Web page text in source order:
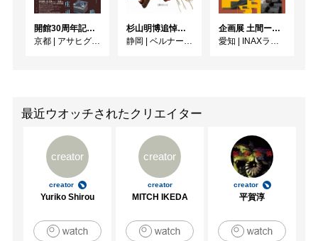
開館30周年記念 山本爲三郎・河井寬次郎没後60年記念 「共鳴 河井寬次郎 × 濱田庄司 ー山本爲三郎コレクションより」
京都 | アサヒグループ大山崎山荘美術館
杉山明博追悼展 木とわたし―木工の妙技と美術教育
静岡 | ベルナール・ビュフェ美術館
企画展 土間ーつくって、つかって、再発見ー
愛知 | INAXライブミュージアム
最近ウオッチされたクリエイター
creator
creator
Yuriko Shirou
creator
creator
MITCH IKEDA
creator
平賀淳